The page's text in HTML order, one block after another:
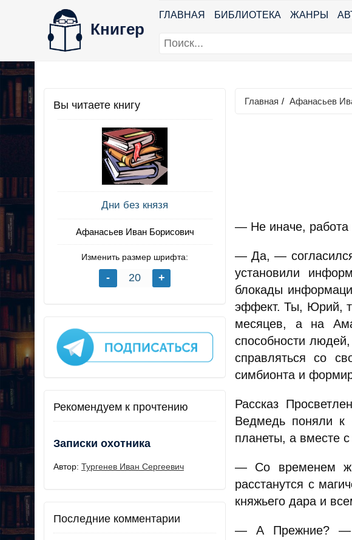
Книгер
ГЛАВНАЯ БИБЛИОТЕКА ЖАНРЫ
Вы читаете книгу
Дни без князя
Афанасьев Иван Борисович
Изменить размер шрифта:
Рекомендуем к прочтению
Записки охотника
Автор: Тургенев Иван Сергеевич
Последние комментарии
Главная / Афанасьев
— Не иначе, работа
— Да, —
установили
блокады
эффект. Ты, Юрий,
месяцев, а на
способности
справляться со
симбионта и
Рассказ
Ведмедь поняли к
планеты, а вместе
— Со временем
расстанутся с
княжьего дара и
— А Прежние? —